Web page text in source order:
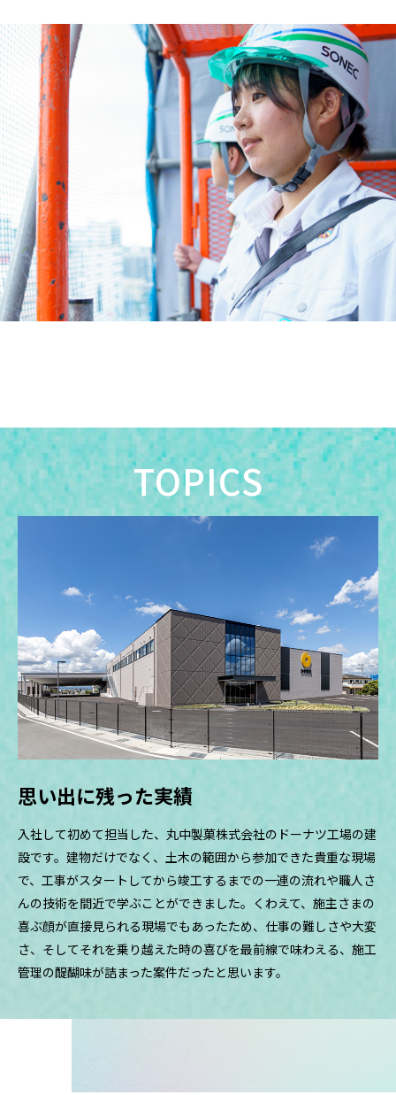
思い出に残った実績
入社して初めて担当した、丸中製菓株式会社のドーナツ工場の建
設です。建物だけでなく、土木の範囲から参加できた貴重な現場
で、工事がスタートしてから竣工するまでの一連の流れや職人さ
んの技術を間近で学ぶことができました。くわえて、施主さまの
喜ぶ顔が直接見られる現場でもあったため、仕事の難しさや大変
さ、そしてそれを乗り越えた時の喜びを最前線で味わえる、施工
管理の醍醐味が詰まった案件だったと思います。